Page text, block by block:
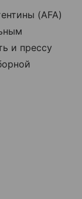
(AFA)
и прессу